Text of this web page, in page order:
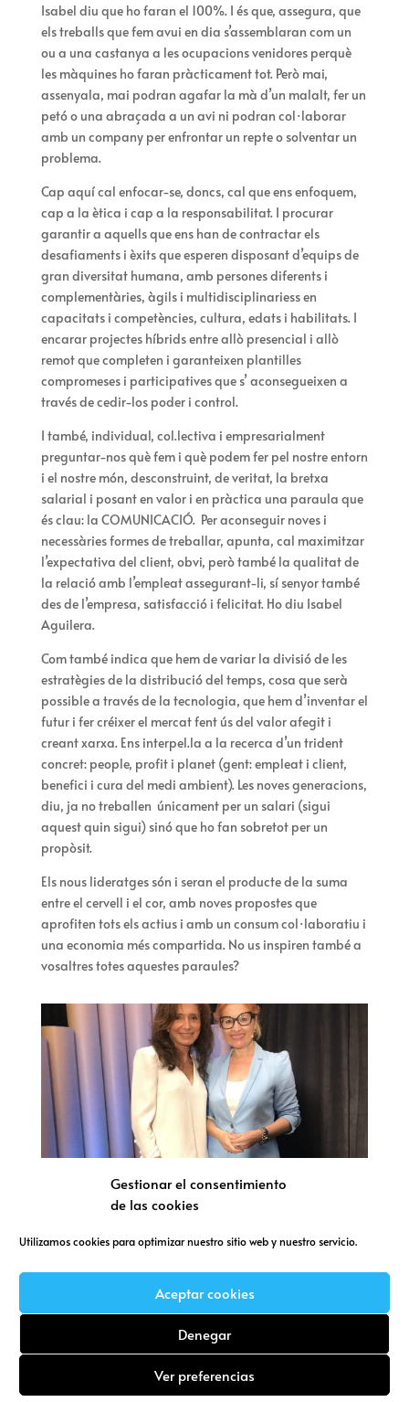
Gestionar el consentimiento
de las cookies
Utilizamos cookies para optimizar nuestro sitio web y nuestro servicio.
Aceptar cookies
Denegar
Ver preferencias
Isabel diu que ho faran el 100%. I és que, assegura, que
els treballs que fem avui en dia s’assemblaran com un
ou a una castanya a les ocupacions venidores perquè
les màquines ho faran pràcticament tot. Però mai,
assenyala, mai podran agafar la mà d’un malalt, fer un
petó o una abraçada a un avi ni podran col·laborar
amb un company per enfrontar un repte o solventar un
problema.
Cap aquí cal enfocar-se, doncs, cal que ens enfoquem,
cap a la ètica i cap a la responsabilitat. I procurar
garantir a aquells que ens han de contractar els
desafiaments i èxits que esperen disposant d’equips de
gran diversitat humana, amb persones diferents i
complementàries, àgils i multidisciplinariess en
capacitats i competències, cultura, edats i habilitats. I
encarar projectes híbrids entre allò presencial i allò
remot que completen i garanteixen plantilles
compromeses i participatives que s’ aconsegueixen a
través de cedir-los poder i control.
I també, individual, col.lectiva i empresarialment
preguntar-nos què fem i què podem fer pel nostre entorn
i el nostre món, desconstruint, de veritat, la bretxa
salarial i posant en valor i en pràctica una paraula que
és clau: la COMUNICACIÓ. Per aconseguir noves i
necessàries formes de treballar, apunta, cal maximitzar
l’expectativa del client, obvi, però també la qualitat de
la relació amb l’empleat assegurant-li, sí senyor també
des de l’empresa, satisfacció i felicitat. Ho diu Isabel
Aguilera.
Com també indica que hem de variar la divisió de les
estratègies de la distribució del temps, cosa que serà
possible a través de la tecnologia, que hem d’inventar el
futur i fer créixer el mercat fent ús del valor afegit i
creant xarxa. Ens interpel.la a la recerca d’un trident
concret: people, profit i planet (gent: empleat i client,
benefici i cura del medi ambient). Les noves generacions,
diu, ja no treballen únicament per un salari (sigui
aquest quin sigui) sinó que ho fan sobretot per un
propòsit.
Els nous lideratges són i seran el producte de la suma
entre el cervell i el cor, amb noves propostes que
aprofiten tots els actius i amb un consum col·laboratiu i
una economia més compartida. No us inspiren també a
vosaltres totes aquestes paraules?
Política de Privacidad